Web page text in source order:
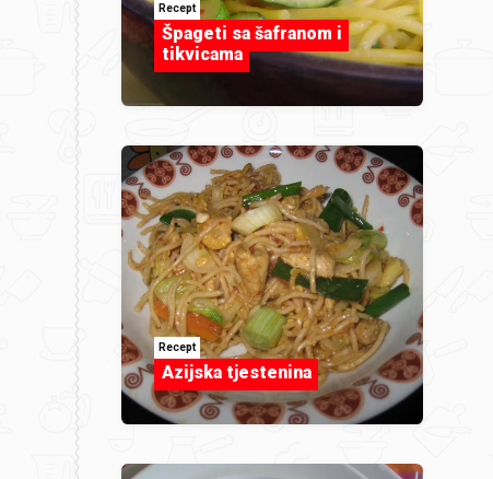
Recept
Špageti sa šafranom i
tikvicama
Recept
Azijska tjestenina